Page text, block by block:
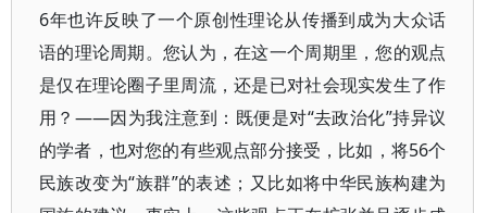
6年也许反映了一个原创性理论从传播到成为大众话
语的理论周期。您认为，在这一个周期里，您的观点
是仅在理论圈子里周流，还是已对社会现实发生了作
用？——因为我注意到：既便是对“去政治化”持异议
的学者，也对您的有些观点部分接受，比如，将56个
民族改变为“族群”的表述；又比如将中华民族构建为